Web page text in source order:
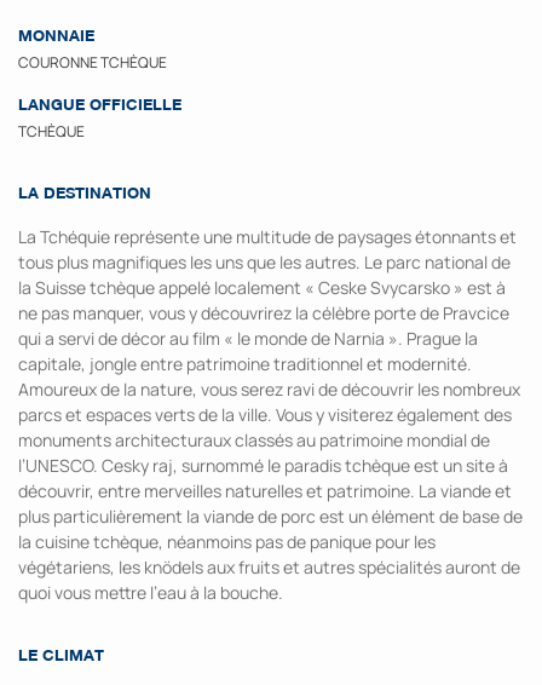
MONNAIE
COURONNE TCHÈQUE
LANGUE OFFICIELLE
TCHÈQUE
LA DESTINATION
La Tchéquie représente une multitude de paysages étonnants et
tous plus magnifiques les uns que les autres. Le parc national de
la Suisse tchèque appelé localement « Ceske Svycarsko » est à
ne pas manquer, vous y découvrirez la célèbre porte de Pravcice
qui a servi de décor au film « le monde de Narnia ». Prague la
capitale, jongle entre patrimoine traditionnel et modernité.
Amoureux de la nature, vous serez ravi de découvrir les nombreux
parcs et espaces verts de la ville. Vous y visiterez également des
monuments architecturaux classés au patrimoine mondial de
l’UNESCO. Cesky raj, surnommé le paradis tchèque est un site à
découvrir, entre merveilles naturelles et patrimoine. La viande et
plus particulièrement la viande de porc est un élément de base de
la cuisine tchèque, néanmoins pas de panique pour les
végétariens, les knödels aux fruits et autres spécialités auront de
quoi vous mettre l’eau à la bouche.
LE CLIMAT